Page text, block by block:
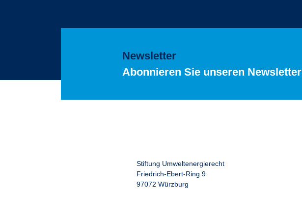
Newsletter
Abonnieren Sie unseren Newsletter
Stiftung Umweltenergierecht
Friedrich-Ebert-Ring 9
97072 Würzburg